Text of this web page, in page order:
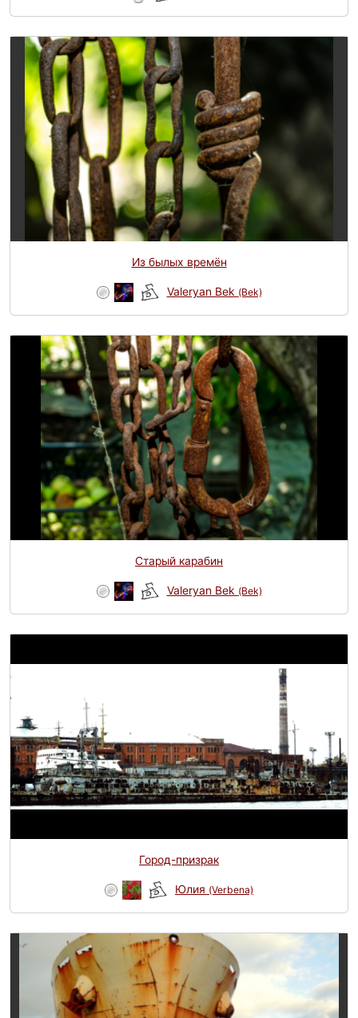
Из былых времён
Valeryan Bek (Bek)
Старый карабин
Valeryan Bek (Bek)
Город-призрак
Юлия (Verbena)